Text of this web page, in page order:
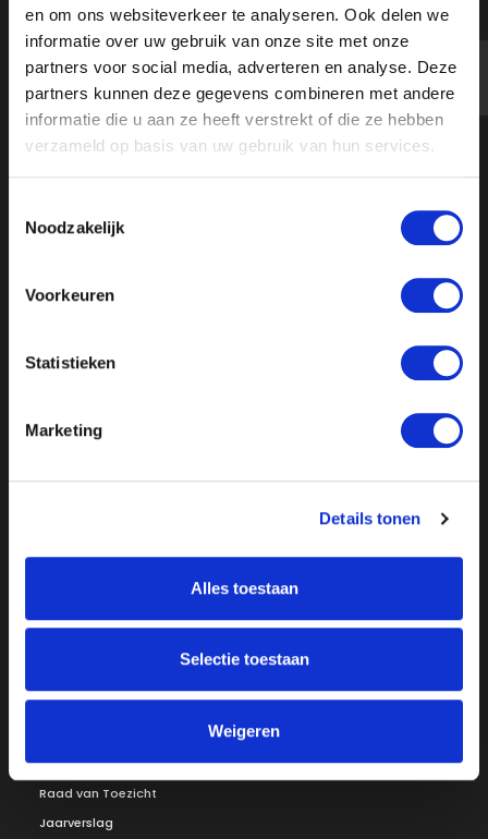
en om ons websiteverkeer te analyseren. Ook delen we
informatie over uw gebruik van onze site met onze
partners voor social media, adverteren en analyse. Deze
partners kunnen deze gegevens combineren met andere
informatie die u aan ze heeft verstrekt of die ze hebben
verzameld op basis van uw gebruik van hun services.
Noodzakelijk
Voorkeuren
Statistieken
Marketing
Details tonen
Alles toestaan
Selectie toestaan
Weigeren
https://youtu.be/X4DPFgJIL70
Onze missie
Steunbetuigingen
Vacatures
Vereniging
Ledenraad
Raad van Toezicht
Jaarverslag
Redactiestatuut
Openbare registers